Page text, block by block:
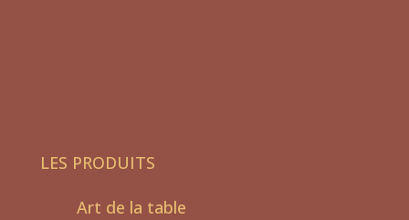
LES PRODUITS
Art de la table